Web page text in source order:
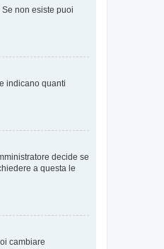
non esiste puoi
indicano quanti
decide se
a questa le
cambiare